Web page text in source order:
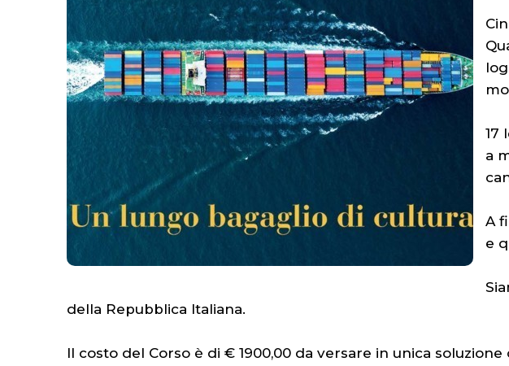
17
a
A
e
della Repubblica Italiana.
Il costo del Corso è di € 1900,00 da versare in unica